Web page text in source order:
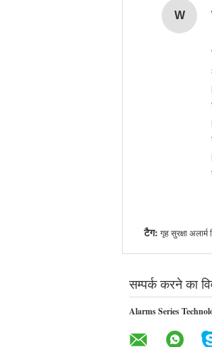
W
टैग: गृह सुरक्षा अलार्म
सम्पर्क करने का
Alarms Series